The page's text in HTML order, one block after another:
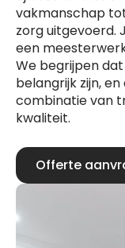
vakmanschap
zorg uitgevoerd.
een
We begrijpen
belangrijk zijn,
combinatie van
kwaliteit.
Offerte